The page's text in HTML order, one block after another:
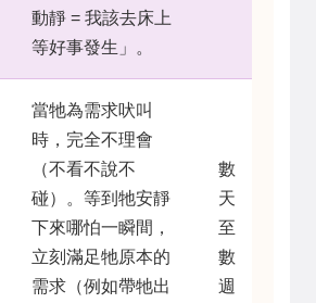
動靜 = 我該去床上
等好事發生」。
當牠為需求吠叫
時，完全不理會
（不看不說不
碰）。等到牠安靜
下來哪怕一瞬間，
立刻滿足牠原本的
需求（例如帶牠出
數
天
至
數
週